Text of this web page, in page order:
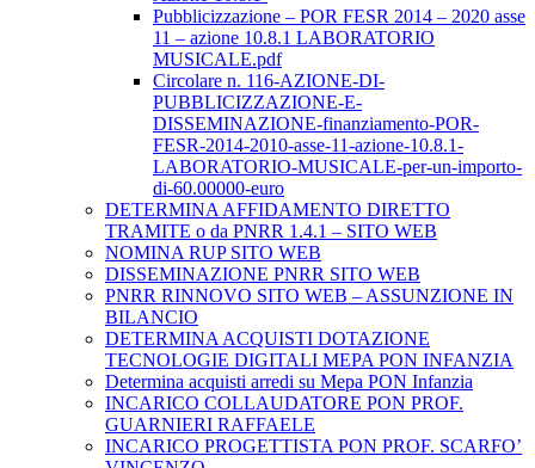
Pubblicizzazione – POR FESR 2014 – 2020 asse
11 – azione 10.8.1 LABORATORIO
MUSICALE.pdf
Circolare n. 116-AZIONE-DI-
PUBBLICIZZAZIONE-E-
DISSEMINAZIONE-finanziamento-POR-
FESR-2014-2010-asse-11-azione-10.8.1-
LABORATORIO-MUSICALE-per-un-importo-
di-60.00000-euro
DETERMINA AFFIDAMENTO DIRETTO
TRAMITE o da PNRR 1.4.1 – SITO WEB
NOMINA RUP SITO WEB
DISSEMINAZIONE PNRR SITO WEB
PNRR RINNOVO SITO WEB – ASSUNZIONE IN
BILANCIO
DETERMINA ACQUISTI DOTAZIONE
TECNOLOGIE DIGITALI MEPA PON INFANZIA
Determina acquisti arredi su Mepa PON Infanzia
INCARICO COLLAUDATORE PON PROF.
GUARNIERI RAFFAELE
INCARICO PROGETTISTA PON PROF. SCARFO’